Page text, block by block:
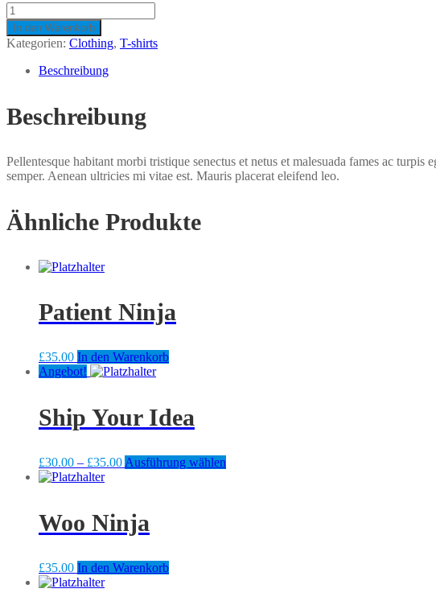
Ninja
Silhouette
Menge
In den Warenkorb
Kategorien: Clothing, T-shirts
Beschreibung
Beschreibung
Pellentesque habitant morbi tristique senectus et netus et malesuada fames ac
semper. Aenean ultricies mi vitae est. Mauris placerat eleifend leo.
Ähnliche Produkte
Patient Ninja
£35.00 In den Warenkorb
Angebot!
Ship Your Idea
£30.00 – £35.00Preisspanne:
Ausführung wählen
Woo Ninja
£35.00 In den Warenkorb